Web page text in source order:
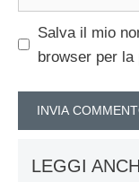
Salva il mio
browser per
LEGGI